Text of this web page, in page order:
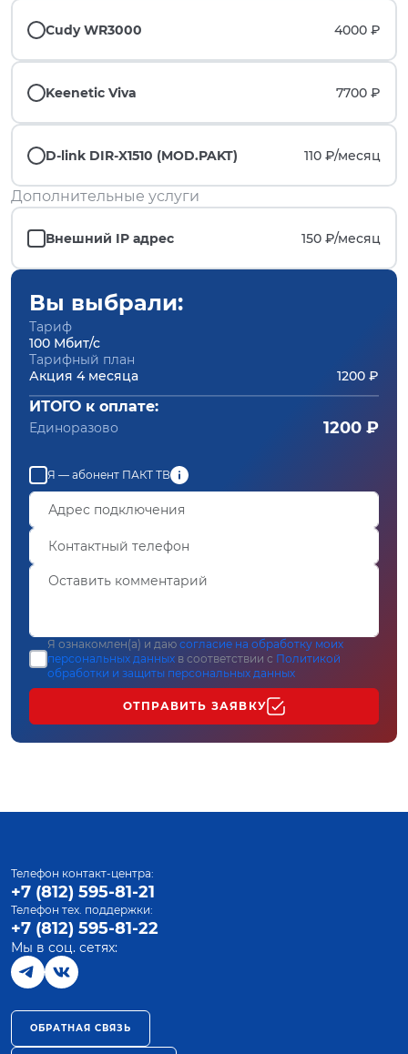
Cudy WR3000 4000 ₽
Keenetic Viva 7700 ₽
D-link DIR-X1510 (MOD.PAKT) 110 ₽/месяц
Дополнительные услуги
Внешний IP адрес 150 ₽/месяц
Вы выбрали:
Тариф
100 Мбит/с
Тарифный план
Акция 4 месяца
1200 ₽
ИТОГО к оплате:
Единоразово 1200 ₽
Я — абонент ПАКТ ТВ
Я ознакомлен(а) и даю согласие на обработку моих
персональных данных в соответствии с Политикой
обработки и защиты персональных данных
ОТПРАВИТЬ ЗАЯВКУ
Телефон контакт-центра:
+7 (812) 595-81-21
Телефон тех. поддержки:
+7 (812) 595-81-22
Мы в соц. сетях:
ОБРАТНАЯ СВЯЗЬ